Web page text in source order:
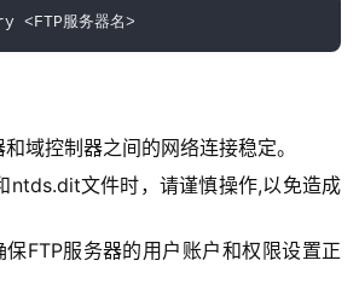
<FTP服务器名>
域控制器之间的网络连接稳定。
ntds.dit文件时，请谨慎操作,以免造成
FTP服务器的用户账户和权限设置正